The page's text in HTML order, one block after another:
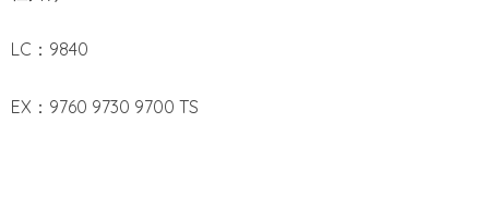
LC：9840
EX：9760 9730 9700 TS